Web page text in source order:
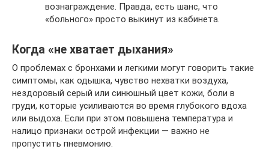
вознаграждение. Правда, есть шанс, что
«больного» просто выкинут из кабинета.
Когда «не хватает дыхания»
О проблемах с бронхами и легкими могут говорить такие
симптомы, как одышка, чувство нехватки воздуха,
нездоровый серый или синюшный цвет кожи, боли в
груди, которые усиливаются во время глубокого вдоха
или выдоха. Если при этом повышена температура и
налицо признаки острой инфекции — важно не
пропустить пневмонию.